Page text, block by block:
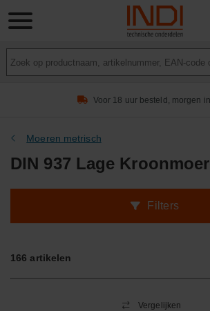
Voor 18 uur besteld, morgen
Moeren metrisch
DIN 937 Lage
Filters
166 artikelen
Vergelijken